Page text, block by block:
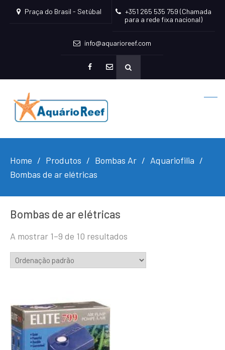
Praça do Brasil - Setúbal
+351 265 535 759 (Chamada
para a rede fixa nacional)
info@aquarioreef.com
mailto
Home Produtos Bombas Ar
Aquariofilia
Bombas de ar elétricas
Bombas de ar elétricas
A mostrar 1–9 de 10 resultados